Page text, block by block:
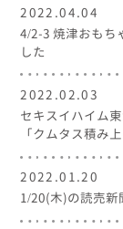
2022.04.04
4/2-3 焼津おもち
した
2022.02.03
セキスイハイム
「クムタス積み
2022.01.20
1/20(木)の読売新